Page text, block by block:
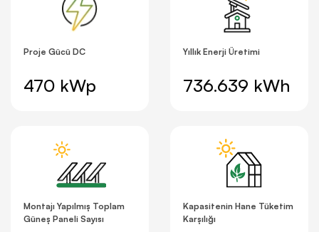
Proje Gücü DC
470 kWp
Yıllık Enerji Üretimi
736.639 kWh
Montajı Yapılmış Toplam
Güneş Paneli Sayısı
Kapasitenin Hane Tüketim
Karşılığı